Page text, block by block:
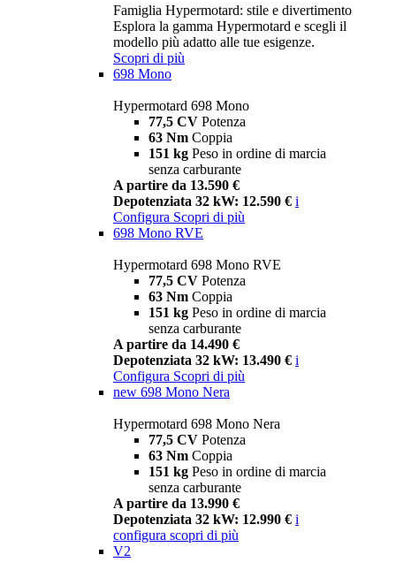
Famiglia Hypermotard: stile e divertimento
Esplora la gamma Hypermotard e scegli il
modello più adatto alle tue esigenze.
Scopri di più
698 Mono
Hypermotard 698 Mono
77,5 CV Potenza
63 Nm Coppia
151 kg Peso in ordine di marcia
senza carburante
A partire da 13.590 €
Depotenziata 32 kW: 12.590 € i
Configura Scopri di più
698 Mono RVE
Hypermotard 698 Mono RVE
77,5 CV Potenza
63 Nm Coppia
151 kg Peso in ordine di marcia
senza carburante
A partire da 14.490 €
Depotenziata 32 kW: 13.490 € i
Configura Scopri di più
new 698 Mono Nera
Hypermotard 698 Mono Nera
77,5 CV Potenza
63 Nm Coppia
151 kg Peso in ordine di marcia
senza carburante
A partire da 13.990 €
Depotenziata 32 kW: 12.990 € i
configura scopri di più
V2